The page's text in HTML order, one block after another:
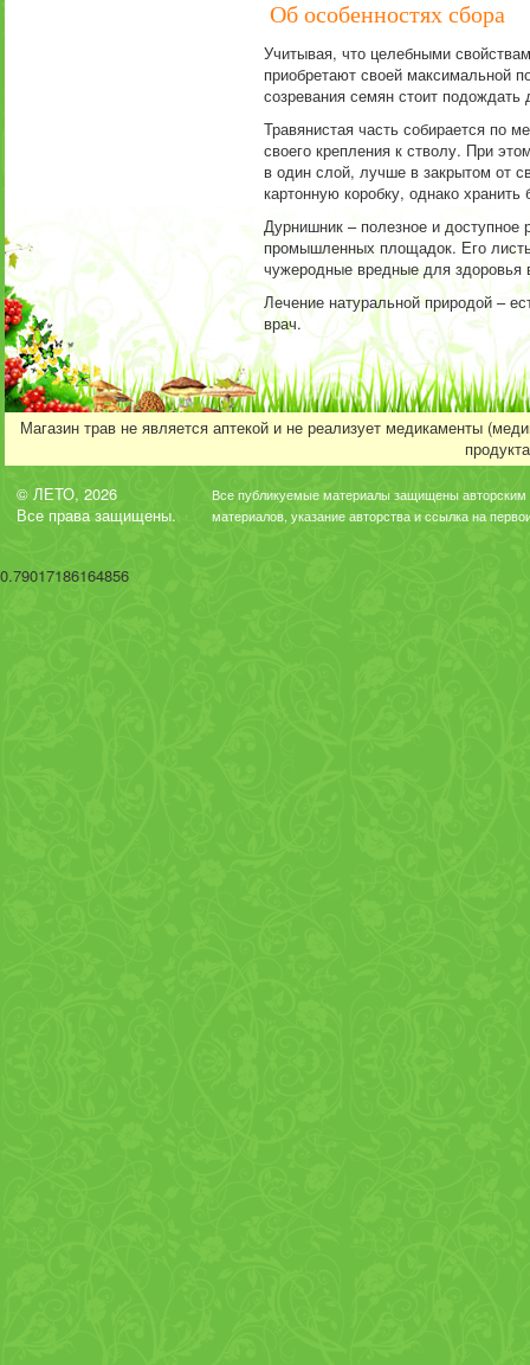
Об особенностях сбора
Учитывая, что целебными
приобретают своей максимальной
созревания семян стоит подождать
Травянистая часть собирается по
своего крепления к стволу. При
в один слой, лучше в закрытом от
картонную коробку, однако
Дурнишник – полезное и доступное
промышленных площадок. Его
чужеродные вредные для здоровья
Лечение натуральной природой –
врач.
Магазин трав не является аптекой и не реализует медикаменты
© ЛЕТО, 2026
Все права защищены.
Все публикуемые материалы защищены авторским
материалов, указание авторства и ссылка на
0.79017186164856